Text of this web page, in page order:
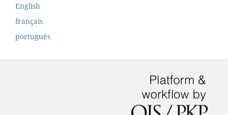
English
français
português